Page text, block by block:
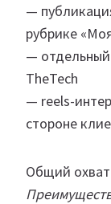
—
рубрике
— отдельный
TheTech
— reels-
стороне
Общий